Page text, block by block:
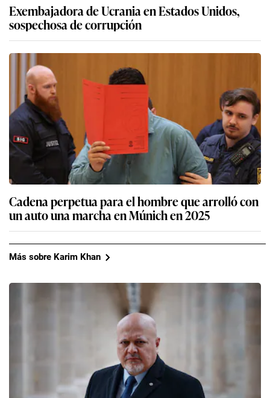
Exembajadora de Ucrania en Estados Unidos,
sospechosa de corrupción
Cadena perpetua para el hombre que arrolló con
un auto una marcha en Múnich en 2025
Más sobre Karim Khan